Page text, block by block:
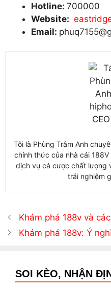
Hotline: 700000
Website:
Email:
Tôi là Phùng Trâm Anh
chính thức của nhà cái
dịch vụ cá cược chất lượng
trải nghiệm
Khám phá 188v và
Khám phá 188v: Ý
SOI KÈO, NHẬN